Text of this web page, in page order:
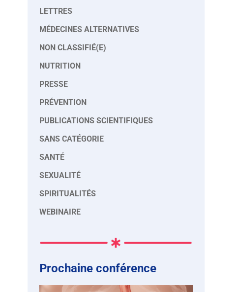
LETTRES
MÉDECINES ALTERNATIVES
NON CLASSIFIÉ(E)
NUTRITION
PRESSE
PRÉVENTION
PUBLICATIONS SCIENTIFIQUES
SANS CATÉGORIE
SANTÉ
SEXUALITÉ
SPIRITUALITÉS
WEBINAIRE
Prochaine conférence